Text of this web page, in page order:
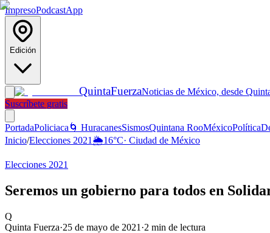
ImpresoPodcastApp
Edición
QuintaFuerzaNoticias de México, desde
Suscríbete gratis
PortadaPoliciaca 🌀 HuracanesSismosQuintana RooMéxicoPolítica
Inicio/Elecciones 2021 🌦️16°C· Ciudad de México
Elecciones 2021
Seremos un gobierno para todos en
Q
Quinta Fuerza·25 de mayo de 2021 ·2 min de lectura